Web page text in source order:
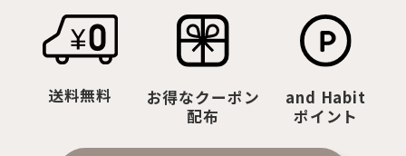
送料無料
お得なクーポン
配布
and Habit
ポイント